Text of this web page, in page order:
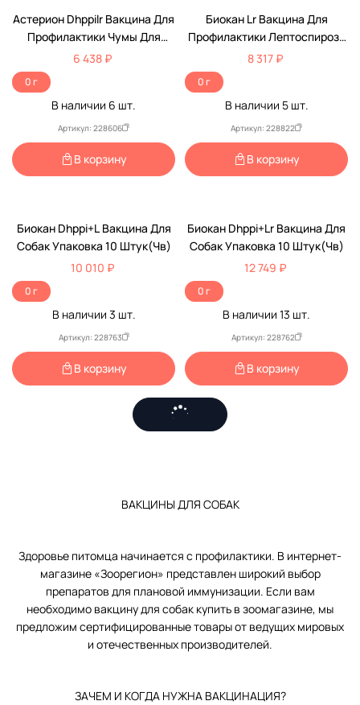
Астерион Dhppilr Вакцина Для
Профилактики Чумы Для
Собак Упаковка 5 Доз(Чв)
6 438 ₽
0 г
В наличии 6 шт.
Артикул: 228606
В корзину
Биокан Lr Вакцина Для
Профилактики Лептоспироза
И Бешенства Собак Упаковка
8 317 ₽
0 г
В наличии 5шт.
Артикул: 228822
В корзину
Биокан Dhppi+L Вакцина Для
Собак Упаковка 10 Штук(Чв)
10 010 ₽
0 г
В наличии 3 шт.
Артикул: 228763
В корзину
Биокан Dhppi+Lr Вакцина Для
Собак Упаковка 10 Штук(Чв)
12 749 ₽
0 г
В наличии 13 шт.
Артикул: 228762
В корзину
ВАКЦИНЫ ДЛЯ СОБАК
Здоровье питомца начинается с профилактики. В интернет-
магазине «Зоорегион» представлен широкий выбор
препаратов для плановой иммунизации. Если вам
необходимо вакцину для собак купить в зоомагазине, мы
предложим сертифицированные товары от ведущих мировых
и отечественных производителей.
ЗАЧЕМ И КОГДА НУЖНА ВАКЦИНАЦИЯ?